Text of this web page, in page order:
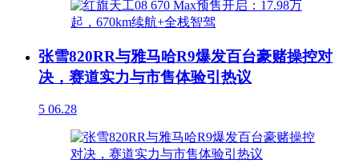
张雪820RR与雅马哈R9爆发百台豪赌操控对
决，赛道实力与市售体验引热议
5 06.28